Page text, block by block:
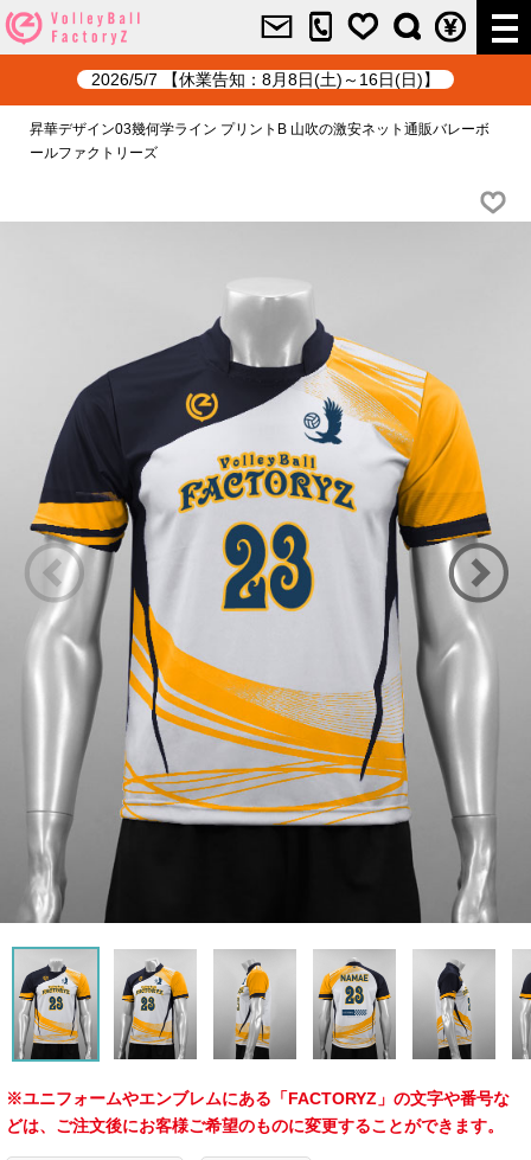
2026/5/7 【休業告知：8月8日(土)～16日(日)】
昇華デザイン03幾何学ライン プリントB 山吹の激安ネット通販バレーボ
ールファクトリーズ
※ユニフォームやエンブレムにある「FACTORYZ」の文字や番号な
どは、ご注文後にお客様ご希望のものに変更することができます。